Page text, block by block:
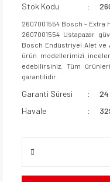
Stok Kodu
2607001554 Bosch - Extra
2607001554 Ustapazar
Bosch Endüstriyel Alet ve
ürün modellerimizi
edebilirsiniz. Tüm
garantilidir.
Garanti Süresi
24
Havale